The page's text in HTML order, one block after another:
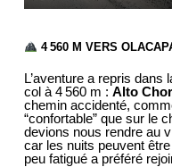
4 560 M VERS
L’aventure a repris
col à 4 560 m : Alto
chemin accidenté,
“confortable” que sur le
devions nous rendre au
car les nuits peuvent
peu fatigué a préféré